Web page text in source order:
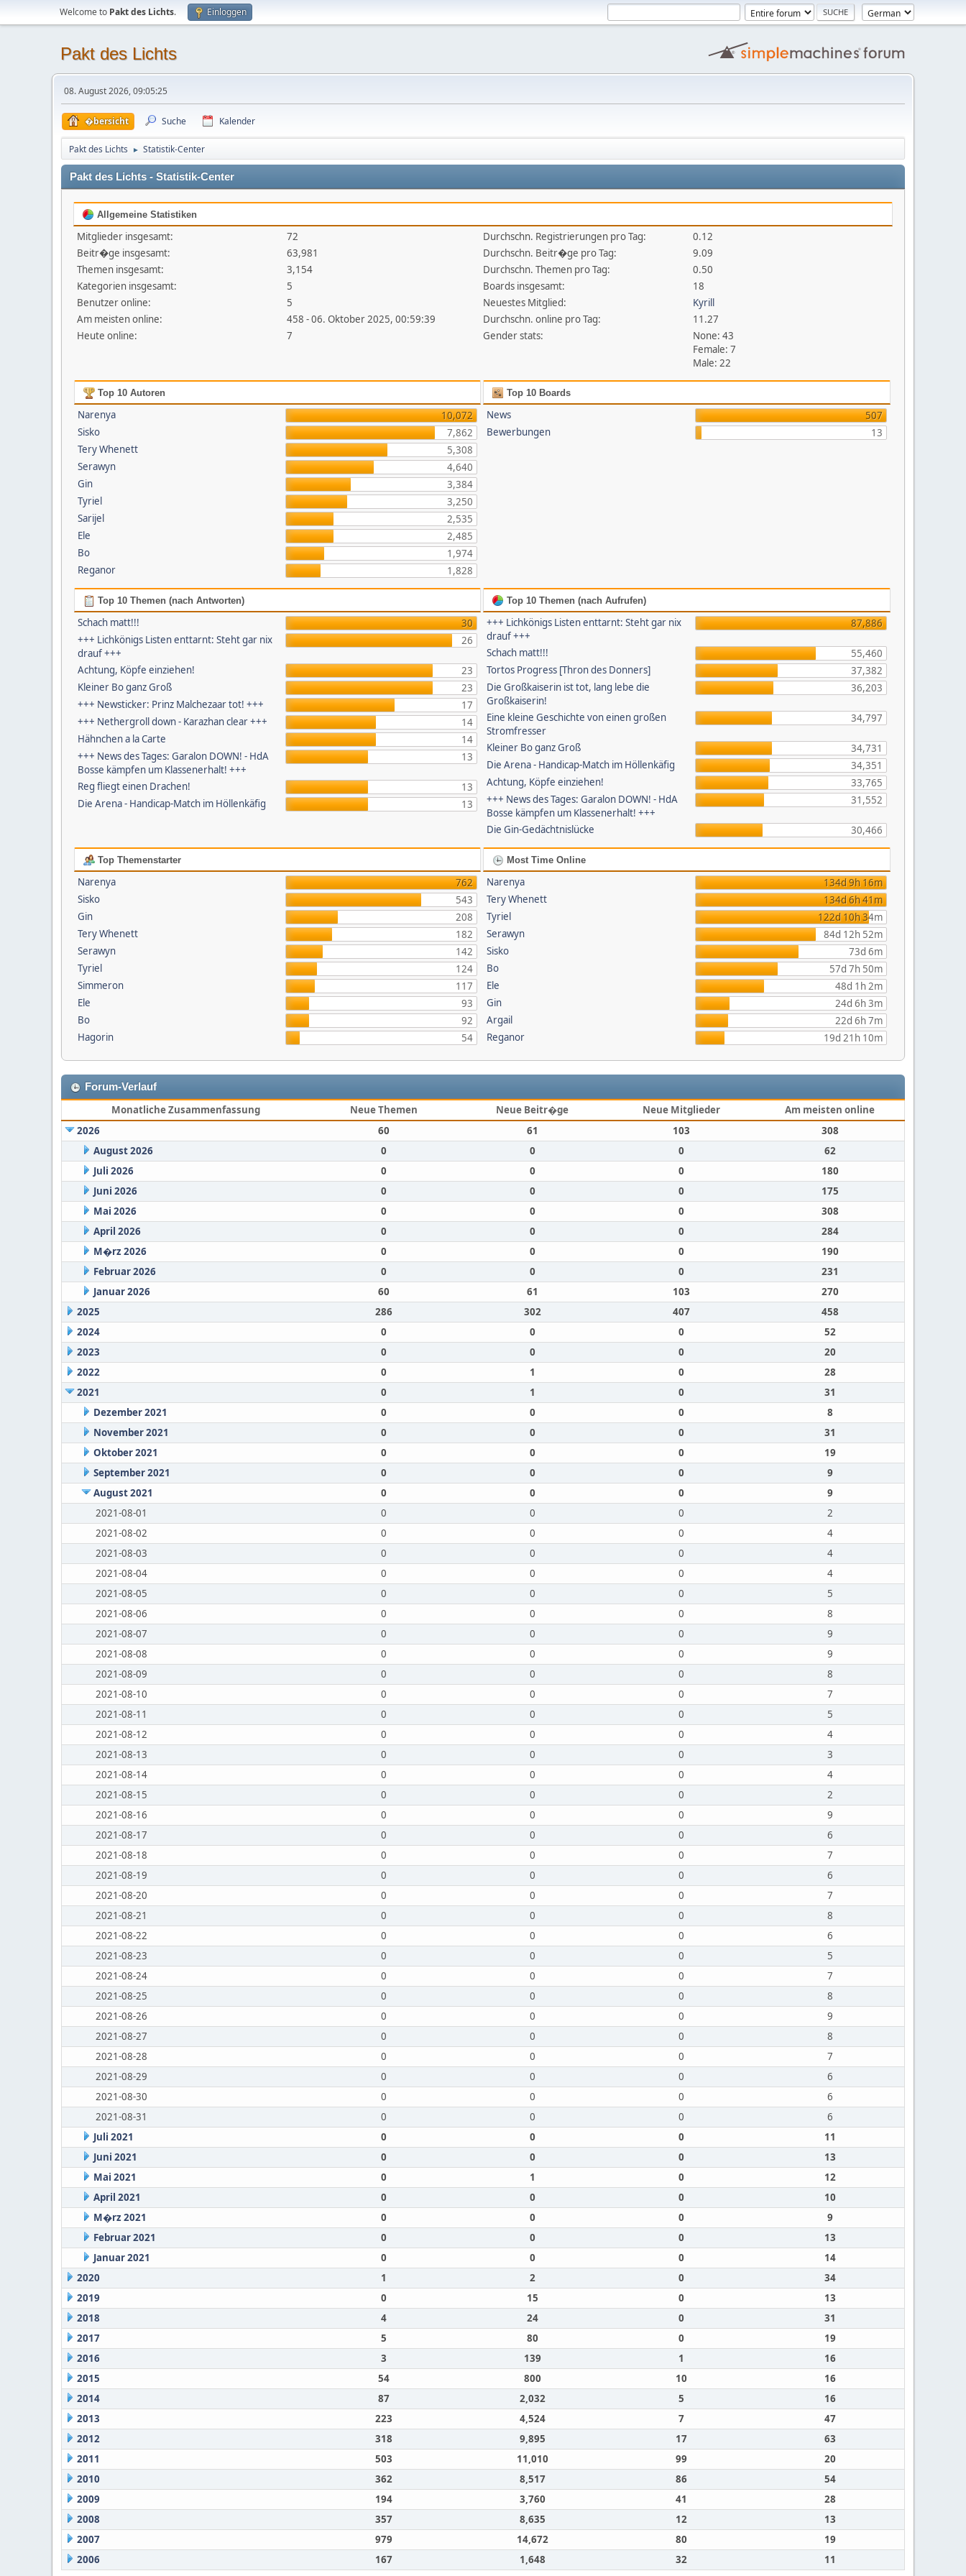
Welcome to Pakt des Lichts. Einloggen
Pakt des Lichts
08. August 2026, 09:05:25
�bersicht Suche Kalender
Pakt des Lichts ► Statistik-Center
Pakt des Lichts - Statistik-Center
Allgemeine Statistiken
Mitglieder insgesamt:
72
Beitr�ge insgesamt:
63,981
Themen insgesamt:
3,154
Kategorien insgesamt:
5
Benutzer online:
5
Am meisten online:
458 - 06. Oktober 2025, 00:59:39
Heute online:
7
Durchschn. Registrierungen pro Tag:
0.12
Durchschn. Beitr�ge pro Tag:
9.09
Durchschn. Themen pro Tag:
0.50
Boards insgesamt:
18
Neuestes Mitglied:
Kyrill
Durchschn. online pro Tag:
11.27
Gender stats:
None: 43
Female: 7
Male: 22
Top 10 Autoren
Narenya
10,072
Sisko
7,862
Tery Whenett
5,308
Serawyn
4,640
Gin
3,384
Tyriel
3,250
Sarijel
2,535
Ele
2,485
Bo
1,974
Reganor
1,828
Top 10 Boards
News
507
Bewerbungen
13
Top 10 Themen (nach Antworten)
Schach matt!!!
30
+++ Lichkönigs Listen enttarnt: Steht gar nix
drauf +++
26
Achtung, Köpfe einziehen!
23
Kleiner Bo ganz Groß
23
+++ Newsticker: Prinz Malchezaar tot! +++
17
+++ Nethergroll down - Karazhan clear +++
14
Hähnchen a la Carte
14
+++ News des Tages: Garalon DOWN! - HdA
Bosse kämpfen um Klassenerhalt! +++
13
Reg fliegt einen Drachen!
13
Die Arena - Handicap-Match im Höllenkäfig
13
Top 10 Themen (nach Aufrufen)
+++ Lichkönigs Listen enttarnt: Steht gar nix
drauf +++
87,886
Schach matt!!!
55,460
Tortos Progress [Thron des Donners]
37,382
Die Großkaiserin ist tot, lang lebe die
Großkaiserin!
36,203
Eine kleine Geschichte von einen großen
Stromfresser
34,797
Kleiner Bo ganz Groß
34,731
Die Arena - Handicap-Match im Höllenkäfig
34,351
Achtung, Köpfe einziehen!
33,765
+++ News des Tages: Garalon DOWN! - HdA
Bosse kämpfen um Klassenerhalt! +++
31,552
Die Gin-Gedächtnislücke 30,466
Top Themenstarter
Narenya
762
Sisko
543
Gin
208
Tery Whenett
182
Serawyn
142
Tyriel
124
Simmeron
117
Ele
93
Bo
92
Hagorin
54
Most Time Online
Narenya
134d 9h 16m
Tery Whenett
134d 6h 41m
Tyriel
122d 10h 34m
Serawyn
84d 12h 52m
Sisko
73d 6m
Bo
57d 7h 50m
Ele
48d 1h 2m
Gin
24d 6h 3m
Argail
22d 6h 7m
Reganor
19d 21h 10m
Forum-Verlauf
Monatliche Zusammenfassung Neue Themen Neue Beitr�ge Neue Mitglieder
Am meisten online
2026
60 61 103
308
August 2026
0 0 0
62
Juli 2026
0 0 0
180
Juni 2026
0 0 0
175
Mai 2026
0 0 0
308
April 2026
0 0 0
284
M�rz 2026
0 0 0
190
Februar 2026
0 0 0
231
Januar 2026
60 61 103
270
2025
286 302 407
458
2024
0 0 0
52
2023
0 0 0
20
2022
0 1 0
28
2021
0 1 0
31
Dezember 2021
0 0 0
8
November 2021
0 0 0
31
Oktober 2021
0 0 0
19
September 2021
0 0 0
9
August 2021
0 0 0
9
2021-08-01
0 0 0
2
2021-08-02
0 0 0
4
2021-08-03
0 0 0
4
2021-08-04
0 0 0
4
2021-08-05
0 0 0
5
2021-08-06
0 0 0
8
2021-08-07
0 0 0
9
2021-08-08
0 0 0
9
2021-08-09
0 0 0
8
2021-08-10
0 0 0
7
2021-08-11
0 0 0
5
2021-08-12
0 0 0
4
2021-08-13
0 0 0
3
2021-08-14
0 0 0
4
2021-08-15
0 0 0
2
2021-08-16
0 0 0
9
2021-08-17
0 0 0
6
2021-08-18
0 0 0
7
2021-08-19
0 0 0
6
2021-08-20
0 0 0
7
2021-08-21
0 0 0
8
2021-08-22
0 0 0
6
2021-08-23
0 0 0
5
2021-08-24
0 0 0
7
2021-08-25
0 0 0
8
2021-08-26
0 0 0
9
2021-08-27
0 0 0
8
2021-08-28
0 0 0
7
2021-08-29
0 0 0
6
2021-08-30
0 0 0
6
2021-08-31
0 0 0
6
Juli 2021
0 0 0
11
Juni 2021
0 0 0
13
Mai 2021
0 1 0
12
April 2021
0 0 0
10
M�rz 2021
0 0 0
9
Februar 2021
0 0 0
13
Januar 2021
0 0 0
14
2020
1 2 0
34
2019
0 15 0
13
2018
4 24 0
31
2017
5 80 0
19
2016
3 139 1
16
2015
54 800 10
16
2014
87 2,032 5
16
2013
223 4,524 7
47
2012
318 9,895 17
63
2011
503 11,010 99
20
2010
362 8,517 86
54
2009
194 3,760 41
28
2008
357 8,635 12
13
2007
979 14,672 80
19
2006
167 1,648 32 11